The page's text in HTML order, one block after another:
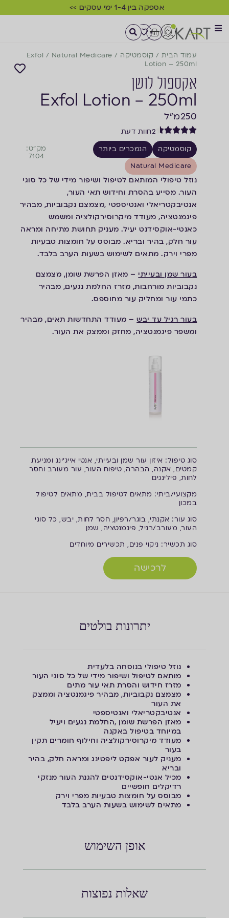
אספקה בין 1-4 ימי עסקים >>
עמוד הבית / קוסמטיקה /
Natural Medicare
/
Exfol
Lotion – 250ml
אקספול לושן
Exfol Lotion – 250ml
250מ"ל
2חוות דעת
קוסמטיקה
הנמכרים ביותר
Natural Medicare
מק"ט:
7104
נוזל טיפולי המותאם לטיפול ושיפור מידי של כל סוגי
העור. מסייע בהסרת וחידוש תאי העור,
אנטיבקטריאלי ואנטיספטי ,מצמצם נקבוביות, מבהיר
פיגמנטציה, מעודד מיקרוסירקולציה ומשמש
כאנטי-אוקסידנט יעיל. מעניק תחושת מתיחה ומראה
עור חלק, בהיר ובריא. מבוסס על חומצות טבעיות
מפרי וירק. מתאים לשימוש בשעות הערב בלבד.
בעור שמן ובעייתי – מאזן הפרשת שומן, מצמצם
נקבוביות מורחבות, מזרז החלמת נגעים, מבהיר
כתמי עור ומחליק עור מחוספס.
בעור רגיל עד יבש– מעודד התחדשות תאים, מבהיר
ומשפר פיגמנטציה, מחזק וממצק את העור.
סוג טיפול: איזון עור שמן ובעייתי, אנטי אייג'ינג ומניעת
קמטים, אקנה, הבהרה, טיפוח העור, עור מעורב וחסר
לחות, פילינגים
מקצועי/ביתי: מתאים לטיפול בבית, מתאים לטיפול
במכון
סוג עור: אקנתי, בוגר/רפיון, חסר לחות, יבש, כל סוגי
העור, מעורב/רגיל, פיגמנטציה, שמן
סוג תכשיר: ניקוי פנים, תכשירים מיוחדים
לרכישה
יתרונות בולטים
אופן השימוש
שאלות נפוצות
נוזל טיפולי בנוסחה בלעדית
מותאם לטיפול ושיפור מידי של כל סוגי העור
מזרז חידוש והסרת תאי עור מתים
מצמצם נקבוביות, מבהיר פיגמנטציה וממצק
את העור
אנטיבקטריאלי ואנטיספטי
מאזן הפרשת שומן ,החלמת נגעים ויעיל
במיוחד בטיפול באקנה
מעודד מיקרוסירקולציה וחילוף חומרים תקין
בעור
מעניק לעור אפקט ליפטינג ומראה חלק, בהיר
ובריא
מכיל אנטי-אוקסידנטים להגנת העור מנזקי
רדיקלים חופשיים
מבוסס על חומצות טבעיות מפרי וירק
מתאים לשימוש בשעות הערב בלבד